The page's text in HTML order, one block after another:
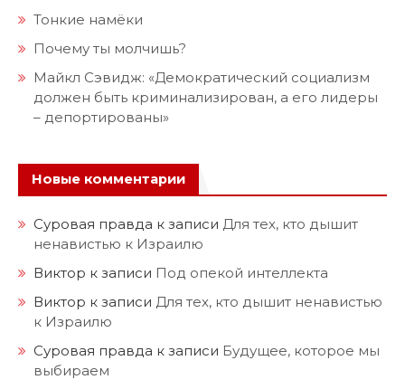
Тонкие намёки
Почему ты молчишь?
Майкл Сэвидж: «Демократический социализм
должен быть криминализирован, а его лидеры
– депортированы»
Новые комментарии
Суровая правда к записи Для тех, кто дышит
ненавистью к Израилю
Виктор к записи Под опекой интеллекта
Виктор к записи Для тех, кто дышит ненавистью
к Израилю
Суровая правда к записи Будущее, которое мы
выбираем